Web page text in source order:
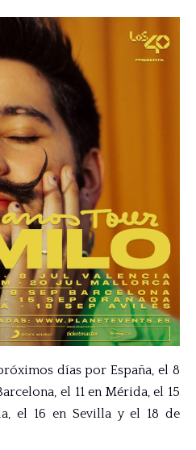
días por España, el 8
el 11 en Mérida, el 15
el 16 en Sevilla y el 18 de